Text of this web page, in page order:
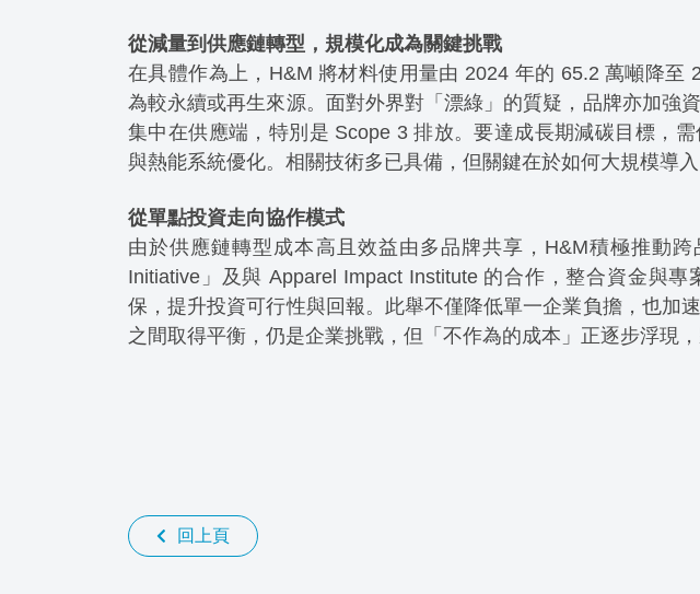
從減量到供應鏈轉型，規模化成為關鍵挑戰
在具體作為上，H&M 將材料使用量由 2024 年的 65.2 萬噸降至
為較永續或再生來源。面對外界對「漂綠」的質疑，品牌亦加強
集中在供應端，特別是 Scope 3 排放。要達成長期減碳目標，
與熱能系統優化。相關技術多已具備，但關鍵在於如何大規模導入
從單點投資走向協作模式
由於供應鏈轉型成本高且效益由多品牌共享，H&M積極推動
Initiative」及與 Apparel Impact Institute 的合作，整合資金與
保，提升投資可行性與回報。此舉不僅降低單一企業負擔，也加
之間取得平衡，仍是企業挑戰，但「不作為的成本」正逐步浮現
回上頁